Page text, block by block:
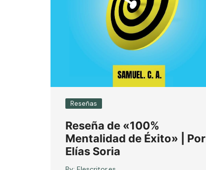
Reseñas
Reseña de «100%
Mentalidad de Éxito» | Por
Elías Soria